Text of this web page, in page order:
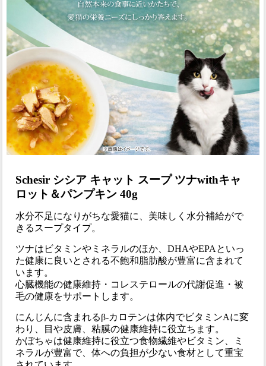
Schesir シシア キャット スープ ツナwithキャ
ロット＆パンプキン 40g
水分不足になりがちな愛猫に、美味しく水分補給がで
きるスープタイプ。
ツナはビタミンやミネラルのほか、DHAやEPAといっ
た健康に良いとされる不飽和脂肪酸が豊富に含まれて
います。
心臓機能の健康維持・コレステロールの代謝促進・被
毛の健康をサポートします。
にんじんに含まれるβ-カロテンは体内でビタミンAに変
わり、目や皮膚、粘膜の健康維持に役立ちます。
かぼちゃは健康維持に役立つ食物繊維やビタミン、ミ
ネラルが豊富で、体への負担が少ない食材として重宝